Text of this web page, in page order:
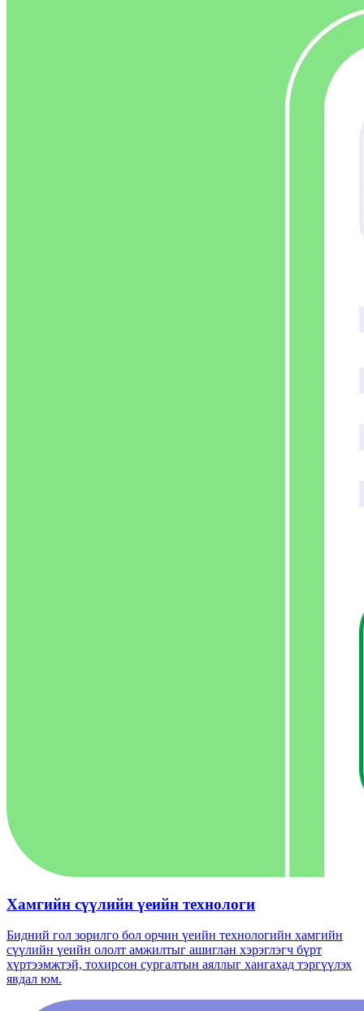
Хамгийн сүүлийн үеийн технологи
Бидний гол зорилго бол орчин үеийн технологийн хамгийн
сүүлийн үеийн ололт амжилтыг ашиглан хэрэглэгч бүрт
хүртээмжтэй, тохирсон сургалтын аяллыг хангахад тэргүүлэх
явдал юм.